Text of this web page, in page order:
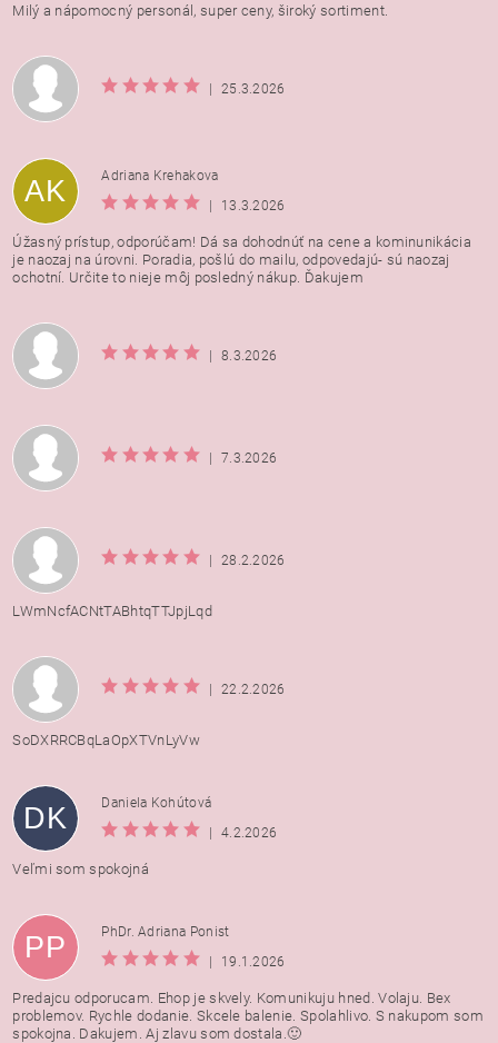
Milý a nápomocný personál, super ceny, široký sortiment.
| 25.3.2026
AK
Adriana Krehakova
|
13.3.2026
Úžasný prístup, odporúčam! Dá sa dohodnúť na cene a kominunikácia
je naozaj na úrovni. Poradia, pošlú do mailu, odpovedajú- sú naozaj
ochotní. Určite to nieje môj posledný nákup. Ďakujem
| 8.3.2026
| 7.3.2026
| 28.2.2026
LWmNcfACNtTABhtqTTJpjLqd
| 22.2.2026
SoDXRRCBqLaOpXTVnLyVw
DK
Daniela Kohútová
|
4.2.2026
Veľmi som spokojná
PP
PhDr. Adriana Ponist
|
19.1.2026
Predajcu odporucam. Ehop je skvely. Komunikuju hned. Volaju. Bex
problemov. Rychle dodanie. Skcele balenie. Spolahlivo. S nakupom som
spokojna. Dakujem. Aj zlavu som dostala.🙂